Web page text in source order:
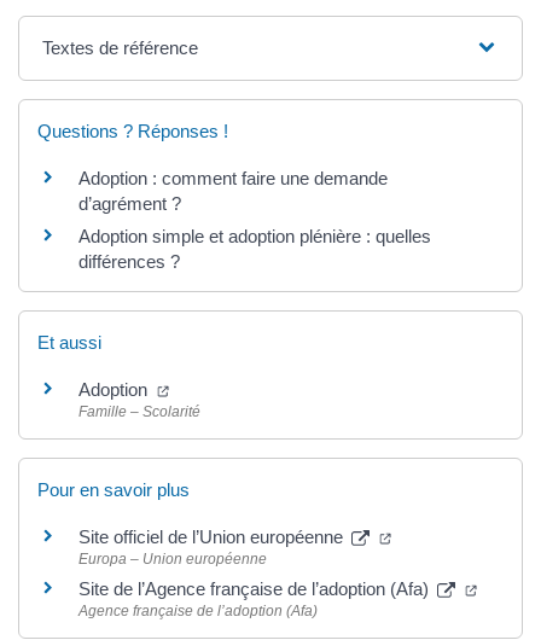
Textes de référence
Questions ? Réponses !
Adoption : comment faire une demande
d’agrément ?
Adoption simple et adoption plénière : quelles
différences ?
Et aussi
Adoption
Famille – Scolarité
Pour en savoir plus
Site officiel de l’Union européenne
Europa – Union européenne
Site de l’Agence française de l’adoption (Afa)
Agence française de l’adoption (Afa)